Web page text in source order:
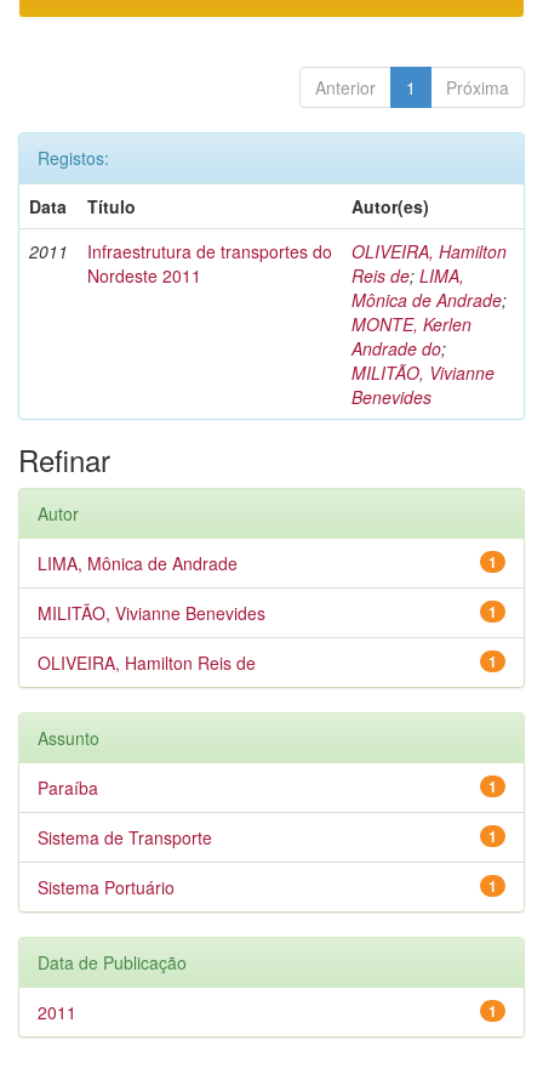
Anterior 1 Próxima
Registos:
Data
Título
Autor(es)
2011
Infraestrutura de transportes do
Nordeste 2011
OLIVEIRA, Hamilton
Reis de; LIMA,
Mônica de Andrade;
MONTE, Kerlen
Andrade do;
MILITÃO, Vivianne
Benevides
Refinar
Autor
1
LIMA, Mônica de Andrade
1
MILITÃO, Vivianne Benevides
1
OLIVEIRA, Hamilton Reis de
Assunto
1
Paraíba
1
Sistema de Transporte
1
Sistema Portuário
Data de Publicação
1
2011